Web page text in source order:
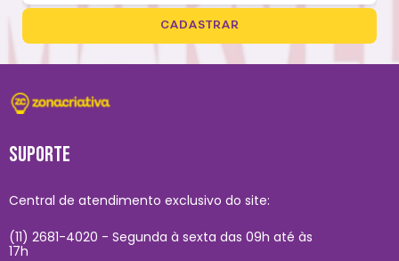
CADASTRAR
SUPORTE
Central de atendimento exclusivo do site:
(11) 2681-4020 - Segunda à sexta das 09h até às
17h